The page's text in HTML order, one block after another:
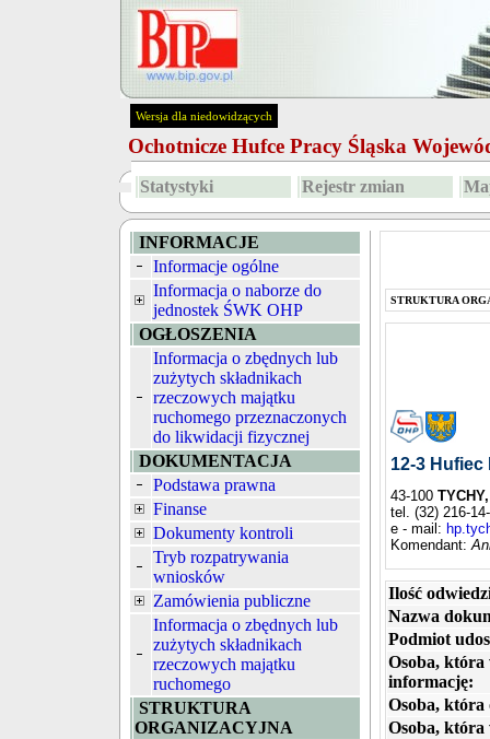
Wersja dla niedowidzących
Ochotnicze Hufce Pracy Śląska
Statystyki Rejestr zmian
INFORMACJE
Informacje ogólne
Informacja o naborze do
jednostek ŚWK OHP
OGŁOSZENIA
Informacja o zbędnych lub
zużytych składnikach
rzeczowych majątku
ruchomego przeznaczonych
do likwidacji fizycznej
DOKUMENTACJA
Podstawa prawna
Finanse
Dokumenty kontroli
Tryb rozpatrywania
wniosków
Zamówienia publiczne
Informacja o zbędnych lub
zużytych składnikach
rzeczowych majątku
ruchomego
STRUKTURA
ORGANIZACYJNA
STRUKTURA
12-3 Hufiec
43-100 TYCHY,
tel. (32) 216-
e - mail:
Komendant:
Ilość
Nazwa
Podmiot
Osoba, która
informację:
Osoba, która
Osoba, która